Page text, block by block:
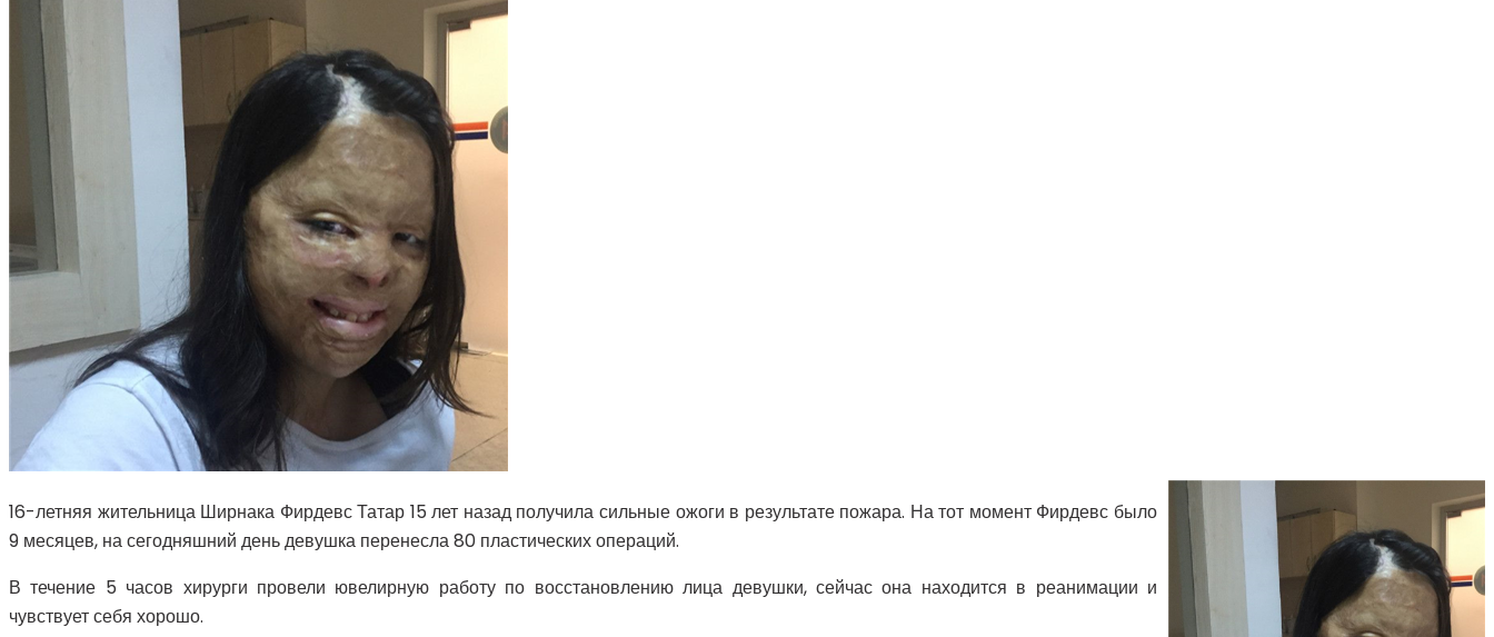
16-летняя жительница Ширнака Фирдевс Татар 15 лет назад получила сильные ожоги в результате пожара. На тот момент Фирдевс было
9 месяцев, на сегодняшний день девушка перенесла 80 пластических операций.
В течение 5 часов хирурги провели ювелирную работу по восстановлению лица девушки, сейчас она находится в реанимации и
чувствует себя хорошо.